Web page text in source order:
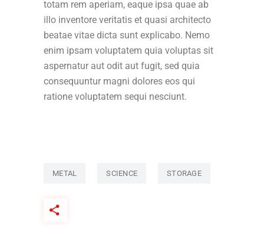
totam rem aperiam, eaque ipsa quae ab
illo inventore veritatis et quasi architecto
beatae vitae dicta sunt explicabo. Nemo
enim ipsam voluptatem quia voluptas sit
aspernatur aut odit aut fugit, sed quia
consequuntur magni dolores eos qui
ratione voluptatem sequi nesciunt.
METAL SCIENCE STORAGE